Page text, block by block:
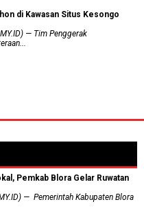
di Kawasan Situs Kesongo
— Tim Penggerak
Pemkab Blora Gelar Ruwatan
— Pemerintah Kabupaten Blora